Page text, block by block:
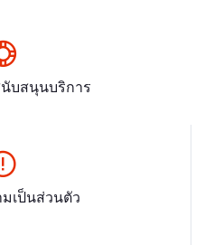
บสนุนบริการ
เป็นส่วนตัว